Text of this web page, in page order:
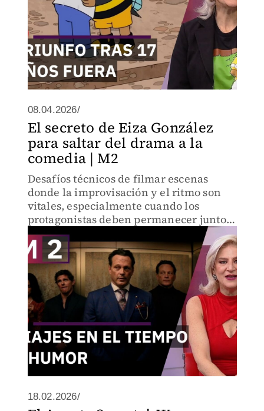
08.04.2026/
El secreto de Eiza González
para saltar del drama a la
comedia | M2
Desafíos técnicos de filmar escenas
donde la improvisación y el ritmo son
vitales, especialmente cuando los
protagonistas deben permanecer juntos
en cuadro casi toda la cinta. Eiza
reflexiona sobre su crecimiento actoral.
18.02.2026/